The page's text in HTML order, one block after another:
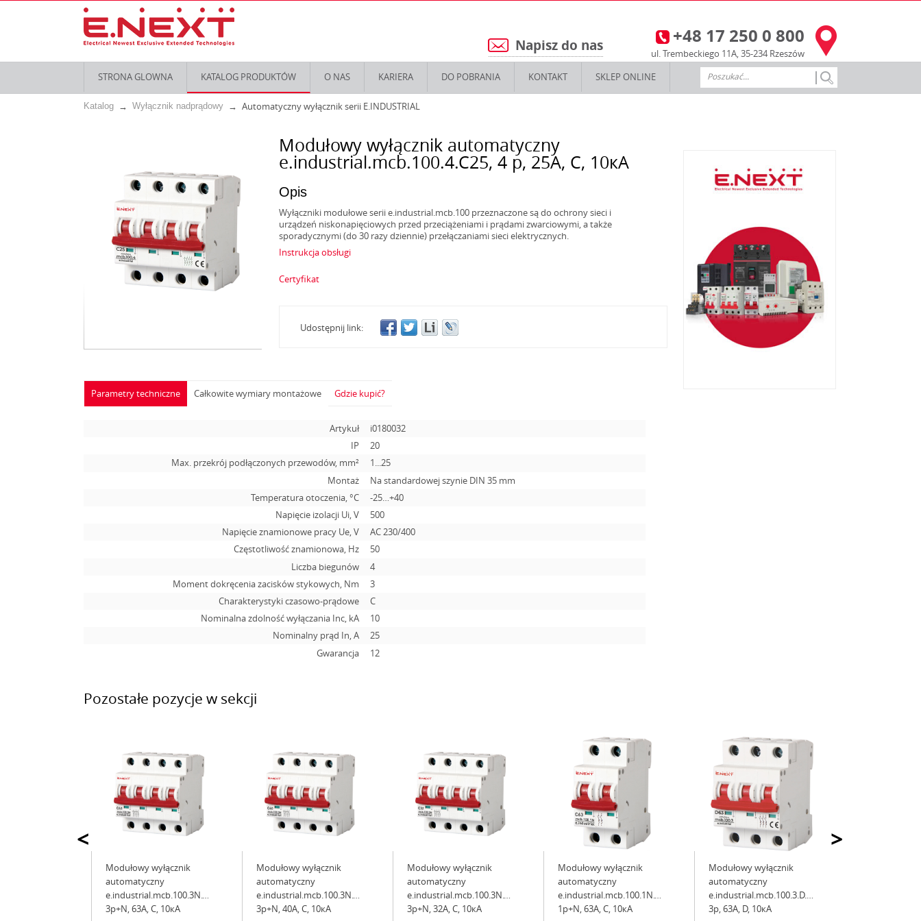
3 +48 17 250 0 800
ul. Trembeckiego 11A, 35-234 Rzeszów
5 Napisz do nas
STRONA GLOWNA KATALOG PRODUKTÓW O NAS KARIERA DO POBRANIA KONTAKT SKLEP ONLINE
Katalog Wyłącznik nadprądowy Automatyczny wyłącznik serii E.INDUSTRIAL
Modułowy wyłącznik automatyczny
e.industrial.mcb.100.4.C25, 4 р, 25А, C, 10кА
Opis
Wyłączniki modułowe serii e.industrial.mcb.100 przeznaczone są do ochrony sieci i
urządzeń niskonapięciowych przed przeciążeniami i prądami zwarciowymi, a także
sporadycznymi (do 30 razy dziennie) przełączaniami sieci elektrycznych.
Instrukcja obsługi
Certyfikat
Udostępnij link:
Parametry techniczne
Artykuł
i0180032
IP
20
Max. przekrój podłączonych przewodów, mm²
1...25
Montaż
Na standardowej szynie DIN 35 mm
Temperatura otoczenia, °С
-25…+40
Napięcie izolacji Ui, V
500
Napięcie znamionowe pracy Ue, V
АС 230/400
Częstotliwość znamionowa, Hz
50
Liczba biegunów
4
Moment dokręcenia zacisków stykowych, Nm
3
Charakterystyki czasowo-prądowe
C
Nominalna zdolność wyłączania Inc, kA
10
Nominalny prąd In, А
25
Gwarancja
12
Całkowite wymiary montażowe Gdzie kupić?
Pozostałe pozycje w sekcji
>
Modułowy wyłącznik
automatyczny
e.industrial.mcb.100.3N.C63,
3р+N, 63А, C, 10кА
Modułowy wyłącznik
automatyczny
e.industrial.mcb.100.3N.C40,
3р+N, 40А, C, 10кА
Modułowy wyłącznik
automatyczny
e.industrial.mcb.100.3N.C32,
3р+N, 32А, C, 10кА
Modułowy wyłącznik
automatyczny
e.industrial.mcb.100.1N.C63,
1р+N, 63А, C, 10кА
Modułowy wyłącznik
automatyczny
e.industrial.mcb.100.3.D.63,
3р, 63А, D, 10кА
<